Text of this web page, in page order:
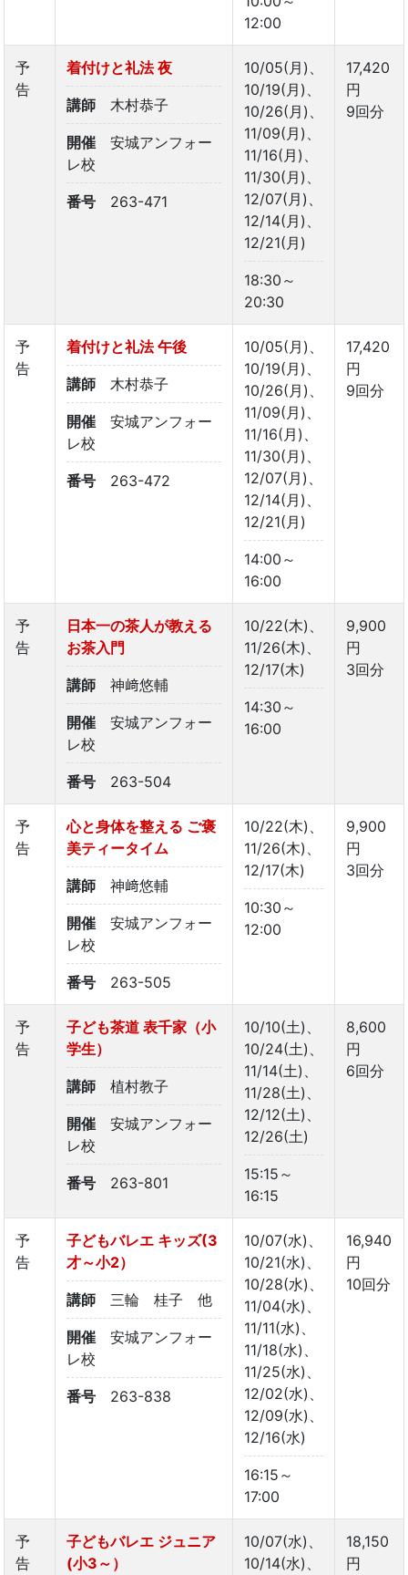
12:00
予
告
着付けと礼法 夜
講師 木村恭子
開催
安城アンフォー
レ校
番号 263-471
10/05(月)、
10/19(月)、
10/26(月)、
11/09(月)、
11/16(月)、
11/30(月)、
12/07(月)、
12/14(月)、
12/21(月)
18:30～
20:30
17,420
円
9回分
予
告
着付けと礼法 午後
講師 木村恭子
開催
安城アンフォー
レ校
番号 263-472
10/05(月)、
10/19(月)、
10/26(月)、
11/09(月)、
11/16(月)、
11/30(月)、
12/07(月)、
12/14(月)、
12/21(月)
14:00～
16:00
17,420
円
9回分
予
告
日本一の茶人が教える
お茶入門
講師 神﨑悠輔
開催
安城アンフォー
レ校
番号 263-504
10/22(木)、
11/26(木)、
12/17(木)
14:30～
16:00
9,900
円
3回分
予
告
心と身体を整える ご褒
美ティータイム
講師 神﨑悠輔
開催
安城アンフォー
レ校
番号 263-505
10/22(木)、
11/26(木)、
12/17(木)
10:30～
12:00
9,900
円
3回分
予
告
子ども茶道 表千家（小
学生）
講師 植村教子
開催
安城アンフォー
レ校
番号 263-801
10/10(土)、
10/24(土)、
11/14(土)、
11/28(土)、
12/12(土)、
12/26(土)
15:15～
16:15
8,600
円
6回分
予
告
子どもバレエ キッズ(3
才～小2）
講師 三輪 桂子 他
開催
安城アンフォー
レ校
番号 263-838
10/07(水)、
10/21(水)、
10/28(水)、
11/04(水)、
11/11(水)、
11/18(水)、
11/25(水)、
12/02(水)、
12/09(水)、
12/16(水)
16:15～
17:00
16,940
円
10回分
予
告
子どもバレエ ジュニア
(小3～）
10/07(水)、
10/14(水)、
18,150
円